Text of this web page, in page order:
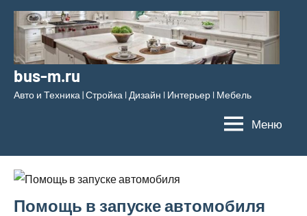
Перейти
содержимому
bus-m.ru
Авто и Техника | Стройка l Дизайн l Интерьер l Мебель
Меню
Помощь в запуске автомобиля